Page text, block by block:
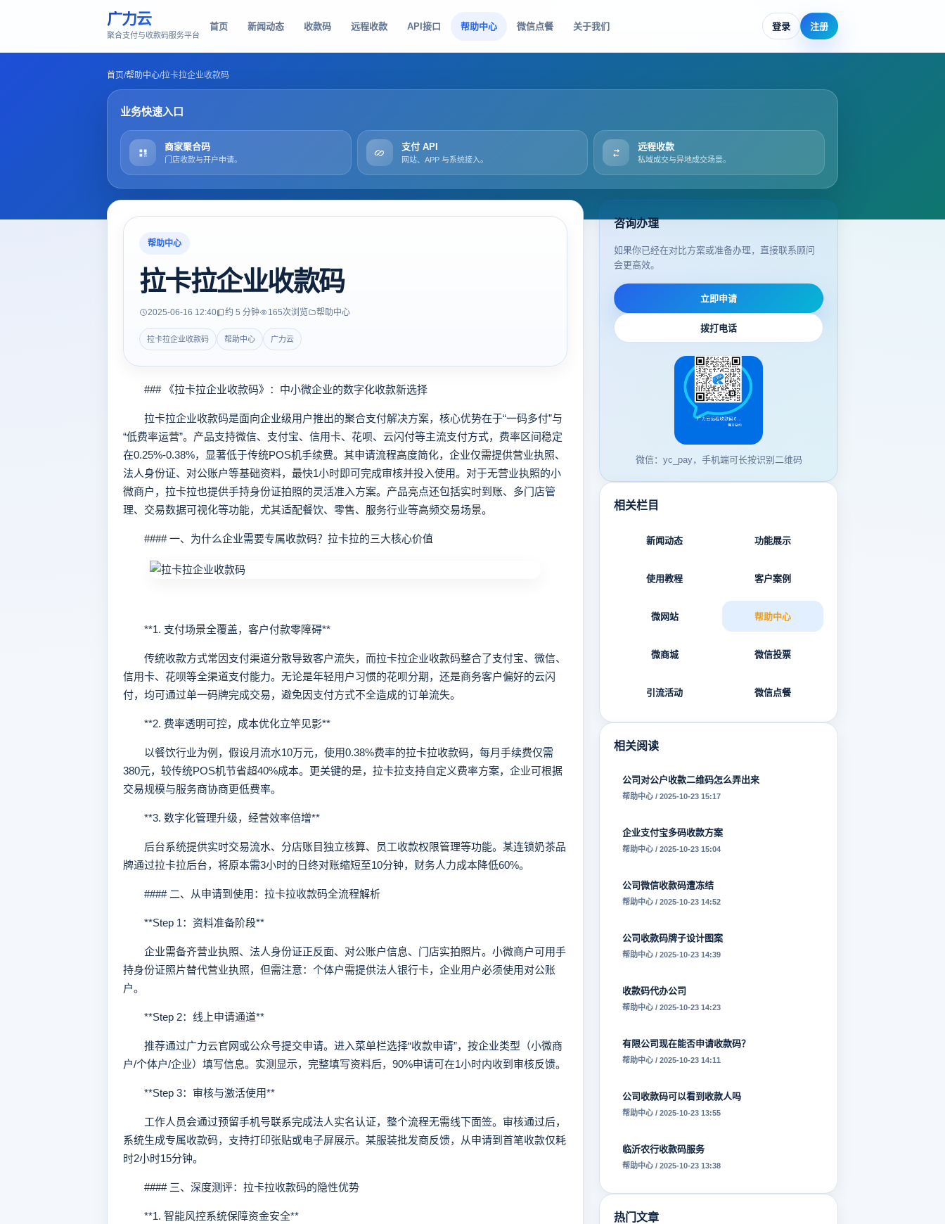
广力云
聚合支付与收款码服务平台
首页 新闻动态 收款码 远程收款 API接口 帮助中心 微信点餐 关于我们 登录 注册
首页/帮助中心/拉卡拉企业收款码
业务快速入口
商家聚合码
门店收款与开户申请。
支付 API
网站、APP 与系统接入。
远程收款
私域成交与异地成交场景。
帮助中心
拉卡拉企业收款码
2025-06-16 12:40 约 5 分钟 165次浏览 帮助中心
拉卡拉企业收款码 帮助中心 广力云
### 《拉卡拉企业收款码》：中小微企业的数字化收款新选择
拉卡拉企业收款码是面向企业级用户推出的聚合支付解决方案，核心优势在于“一码多付”与
“低费率运营”。产品支持微信、支付宝、信用卡、花呗、云闪付等主流支付方式，费率区间稳定
在0.25%-0.38%，显著低于传统POS机手续费。其申请流程高度简化，企业仅需提供营业执照、
法人身份证、对公账户等基础资料，最快1小时即可完成审核并投入使用。对于无营业执照的小
微商户，拉卡拉也提供手持身份证拍照的灵活准入方案。产品亮点还包括实时到账、多门店管
理、交易数据可视化等功能，尤其适配餐饮、零售、服务行业等高频交易场景。
#### 一、为什么企业需要专属收款码？拉卡拉的三大核心价值
**1. 支付场景全覆盖，客户付款零障碍**
传统收款方式常因支付渠道分散导致客户流失，而拉卡拉企业收款码整合了支付宝、微信、
信用卡、花呗等全渠道支付能力。无论是年轻用户习惯的花呗分期，还是商务客户偏好的云闪
付，均可通过单一码牌完成交易，避免因支付方式不全造成的订单流失。
**2. 费率透明可控，成本优化立竿见影**
以餐饮行业为例，假设月流水10万元，使用0.38%费率的拉卡拉收款码，每月手续费仅需
380元，较传统POS机节省超40%成本。更关键的是，拉卡拉支持自定义费率方案，企业可根据
交易规模与服务商协商更低费率。
**3. 数字化管理升级，经营效率倍增**
后台系统提供实时交易流水、分店账目独立核算、员工收款权限管理等功能。某连锁奶茶品
牌通过拉卡拉后台，将原本需3小时的日终对账缩短至10分钟，财务人力成本降低60%。
#### 二、从申请到使用：拉卡拉收款码全流程解析
**Step 1：资料准备阶段**
企业需备齐营业执照、法人身份证正反面、对公账户信息、门店实拍照片。小微商户可用手
持身份证照片替代营业执照，但需注意：个体户需提供法人银行卡，企业用户必须使用对公账
户。
**Step 2：线上申请通道**
推荐通过广力云官网或公众号提交申请。进入菜单栏选择“收款申请”，按企业类型（小微商
户/个体户/企业）填写信息。实测显示，完整填写资料后，90%申请可在1小时内收到审核反馈。
**Step 3：审核与激活使用**
工作人员会通过预留手机号联系完成法人实名认证，整个流程无需线下面签。审核通过后，
系统生成专属收款码，支持打印张贴或电子屏展示。某服装批发商反馈，从申请到首笔收款仅耗
时2小时15分钟。
#### 三、深度测评：拉卡拉收款码的隐性优势
**1. 智能风控系统保障资金安全**
咨询办理
如果你已经在对比方案或准备办理，直接联系顾问
会更高效。
立即申请
拨打电话
微信：yc_pay，手机端可长按识别二维码
相关栏目
新闻动态 功能展示
使用教程 客户案例
微网站 帮助中心
微商城 微信投票
引流活动 微信点餐
相关阅读
公司对公户收款二维码怎么弄出来
帮助中心 / 2025-10-23 15:17
企业支付宝多码收款方案
帮助中心 / 2025-10-23 15:04
公司微信收款码遭冻结
帮助中心 / 2025-10-23 14:52
公司收款码牌子设计图案
帮助中心 / 2025-10-23 14:39
收款码代办公司
帮助中心 / 2025-10-23 14:23
有限公司现在能否申请收款码？
帮助中心 / 2025-10-23 14:11
公司收款码可以看到收款人吗
帮助中心 / 2025-10-23 13:55
临沂农行收款码服务
帮助中心 / 2025-10-23 13:38
热门文章